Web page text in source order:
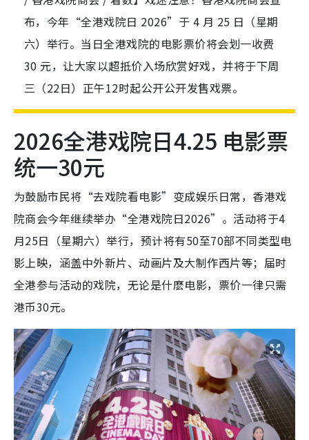
布，今年“全港戏院日 2026”于 4 月 25 日（星期
六）举行。当日全港戏院的电影票价将会划一收费
30 元，让大家以超抵价入场欣赏好戏，并将于下周
三（22日）正午12时起公开公开发售戏票。
2026全港戏院日4.25 电影票
统一30元
为鼓励市民将“去戏院看电影”变成娱乐日常，香港戏
院商会今年继续举办“全港戏院日2026”。活动将于4
月25日（星期六）举行，预计将有50至70部不同类型电
影上映，涵盖中外新片、动画片及大制作西片等；届时
全港参与活动的戏院，无论是什麽电影，票价一律只需
港币30元。